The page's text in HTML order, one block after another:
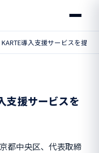
KARTE導入支援サービスを提供
支援サービスを
都中央区、代表取締